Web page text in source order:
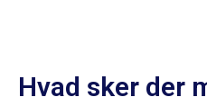
Hvad sker der